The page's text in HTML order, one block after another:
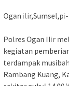
‎Ogan
‎Polres Ogan Ilir
kegiatan
terdampak
Rambang Kuang,